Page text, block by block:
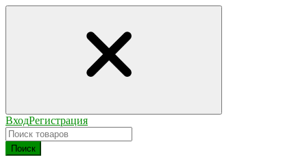
ВходРегистрация
Поиск